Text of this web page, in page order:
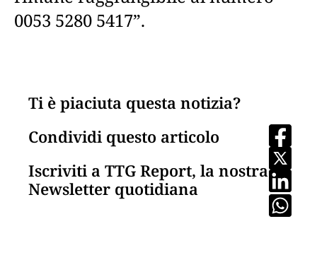
0053 5280 5417”.
Ti è piaciuta questa notizia?
Condividi questo articolo
Iscriviti a TTG Report, la nostra
Newsletter quotidiana